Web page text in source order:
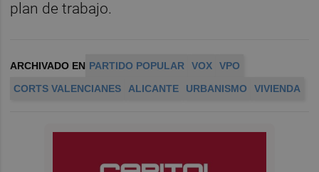
plan de trabajo.
ARCHIVADO EN PARTIDO POPULAR VOX
VPO
CORTS VALENCIANES
ALICANTE URBANISMO VIVIENDA